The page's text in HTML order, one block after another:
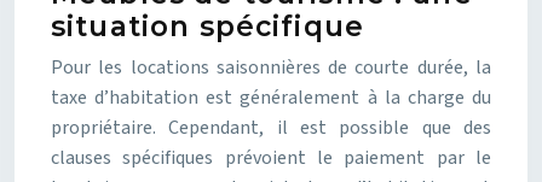
situation spécifique
Pour les locations saisonnières de courte durée, la
taxe d’habitation est généralement à la charge du
propriétaire. Cependant, il est possible que des
clauses spécifiques prévoient le paiement par le